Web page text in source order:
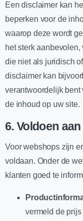
Een disclaimer kan
beperken voor de
waarop deze wordt
het sterk
die niet als juridisch
disclaimer kan
verantwoordelijk bent
de inhoud op uw site.
6. Voldoen
Voor webshops zijn
voldaan. Onder de
klanten goed te
vermeld de